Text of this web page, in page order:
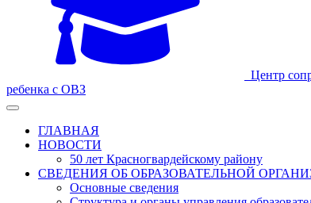
Центр
ребенка с ОВЗ
ГЛАВНАЯ
НОВОСТИ
50 лет Красногвардейскому району
СВЕДЕНИЯ ОБ ОБРАЗОВАТЕЛЬНОЙ
Основные сведения